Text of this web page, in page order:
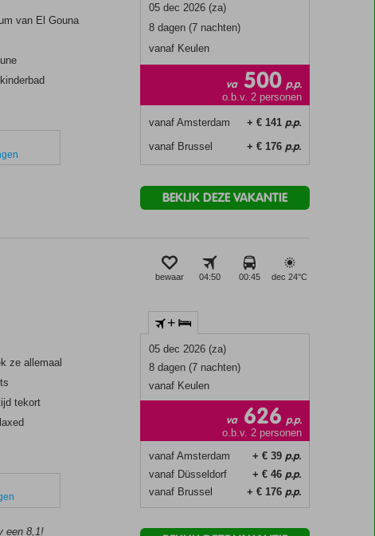
van El Gouna
05 dec 2026 (za)
8 dagen (7 nachten)
vanaf Keulen
va 500 p.p.
o.b.v. 2 personen
vanaf Amsterdam + € 141 p.p.
vanaf Brussel + € 176 p.p.
BEKIJK DEZE VAKANTIE
bewaar 04:50 00:45 dec 24°C
ze allemaal
tekort
+
05 dec 2026 (za)
8 dagen (7 nachten)
vanaf Keulen
va 626 p.p.
o.b.v. 2 personen
vanaf Amsterdam
+ € 39 p.p.
vanaf Düsseldorf + € 46 p.p.
vanaf Brussel + € 176 p.p.
een 8,1!